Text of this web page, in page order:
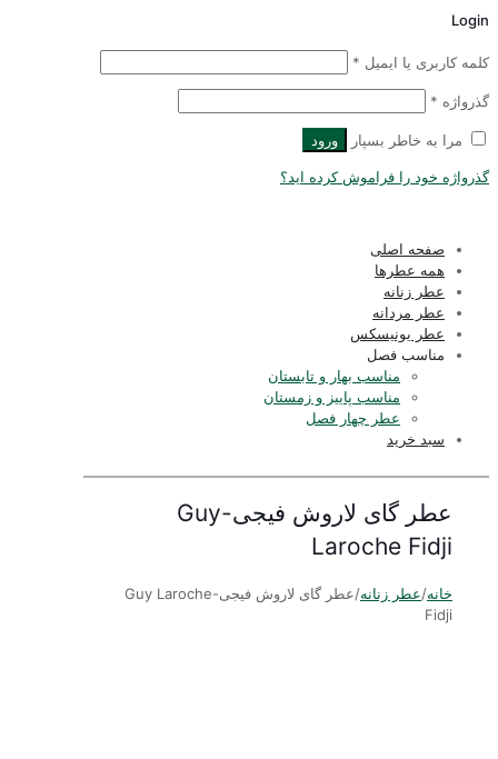
کاربری یا ایمیل *
*
مرا به خاطر بسپار ورود
خود را فراموش کرده اید؟
صفحه اصلی
همه عطرها
عطر زنانه
عطر مردانه
عطر یونیسکس
مناسب فصل
مناسب بهار و تابستان
مناسب پاییز و زمستان
عطر چهار فصل
سبد خرید
عطر گای لاروش فیجی-Guy
Laroche Fidji
خانه/عطر زنانه/
عطر گای لاروش فیجی-Guy Laroche
Fidji